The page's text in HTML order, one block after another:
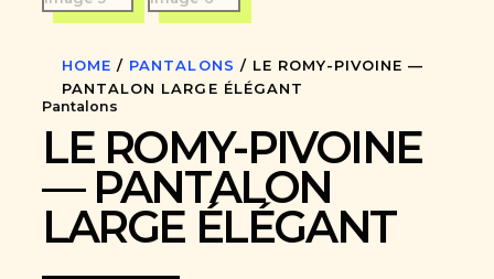
HOME / PANTALONS / LE ROMY-PIVOINE —
PANTALON LARGE ÉLÉGANT
Pantalons
LE ROMY-PIVOINE
— PANTALON
LARGE ÉLÉGANT